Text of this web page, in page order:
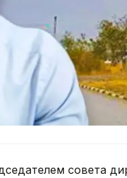
совета